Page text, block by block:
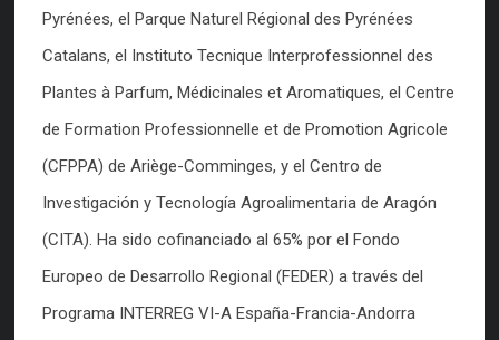
Pyrénées, el Parque Naturel Régional des Pyrénées
Catalans, el Instituto Tecnique Interprofessionnel des
Plantes à Parfum, Médicinales et Aromatiques, el Centre
de Formation Professionnelle et de Promotion Agricole
(CFPPA) de Ariège-Comminges, y el Centro de
Investigación y Tecnología Agroalimentaria de Aragón
(CITA). Ha sido cofinanciado al 65% por el Fondo
Europeo de Desarrollo Regional (FEDER) a través del
Programa INTERREG VI-A España-Francia-Andorra